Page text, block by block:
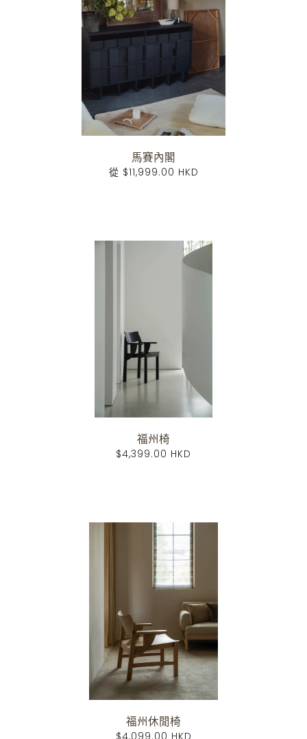
馬賽內閣
從 $11,999.00 HKD
福州椅
$4,399.00 HKD
福州休閒椅
$4,099.00 HKD